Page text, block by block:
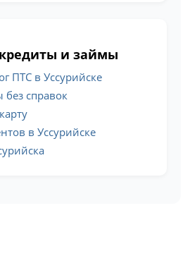
и займы
ПТС в Уссурийске
без справок
в Уссурийске